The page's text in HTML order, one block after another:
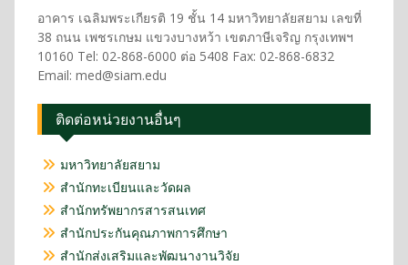
อาคาร เฉลิมพระเกียรติ 19 ชั้น 14 มหาวิทยาลัยสยาม เลขที่
38 ถนน เพชรเกษม แขวงบางหว้า เขตภาษีเจริญ กรุงเทพฯ
10160 Tel: 02-868-6000 ต่อ 5408 Fax: 02-868-6832
Email: med@siam.edu
ติดต่อหน่วยงานอื่นๆ
มหาวิทยาลัยสยาม
สำนักทะเบียนและวัดผล
สำนักทรัพยากรสารสนเทศ
สำนักประกันคุณภาพการศึกษา
สำนักส่งเสริมและพัฒนางานวิจัย